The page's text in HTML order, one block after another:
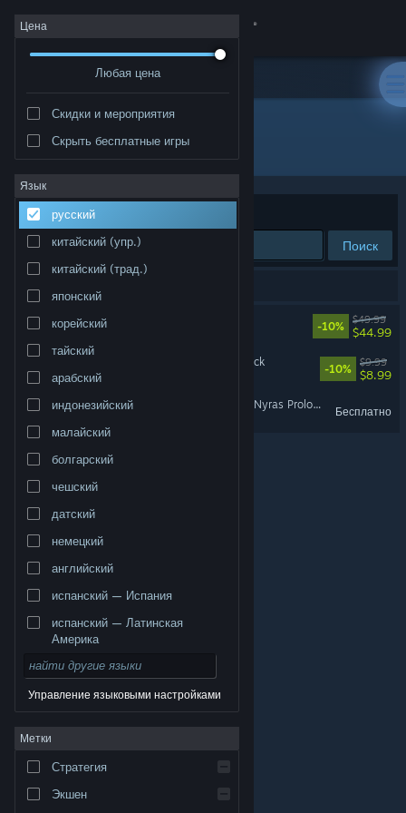
Войти
Сообщество
Информация
Поддержка
Изменить язык
Полная версия
© Valve Corporation. Все права сохранены. Все
торговые марки являются собственностью
Правовая информация
Соглашение подписчика Steam
Файлы cookie
Цена
Любая цена
Скидки и мероприятия
Скрыть бесплатные игры
Язык
русский
китайский (упр.)
китайский (трад.)
японский
корейский
тайский
арабский
индонезийский
малайский
болгарский
чешский
датский
немецкий
английский
испанский — Испания
испанский — Латинская
Америка
Управление языковыми настройками
Метки
Стратегия
Экшен
Разработчик: Alkimia Interactive
Сортировать по
Поиск
-10%
$49.99
$44.99
Gothic 1 Remake Soundtrack
-10%
$9.99
$8.99
Gothic 1 Remake - Demo (Nyras Prologue)
Бесплатно